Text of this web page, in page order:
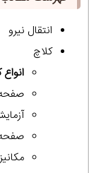
انتقال نیرو
کلاچ